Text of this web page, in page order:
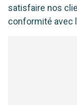
satisfaire nos
conformité avec